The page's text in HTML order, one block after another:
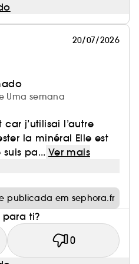
20/07/2026
Uma semana
j’utilisai l’autre
la minéral Elle est
pa... Ver mais
publicada em sephora.fr
ti?
0